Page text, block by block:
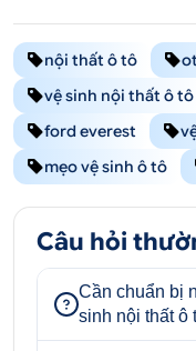
nội thất ô tô
vệ sinh nội thất ô tô
ford everest
mẹo vệ sinh ô tô
Câu hỏi
Cần chuẩn bị
sinh nội thất ô